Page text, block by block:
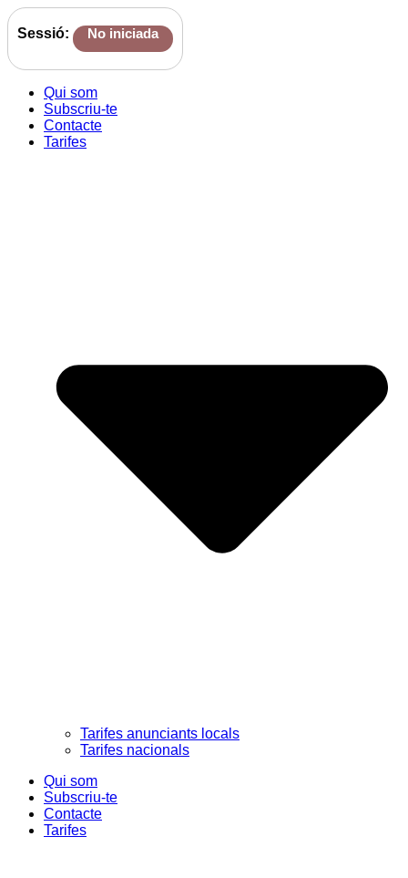
Sessió: No iniciada
Qui som
Subscriu-te
Contacte
Tarifes
Tarifes anunciants locals
Tarifes nacionals
Qui som
Subscriu-te
Contacte
Tarifes